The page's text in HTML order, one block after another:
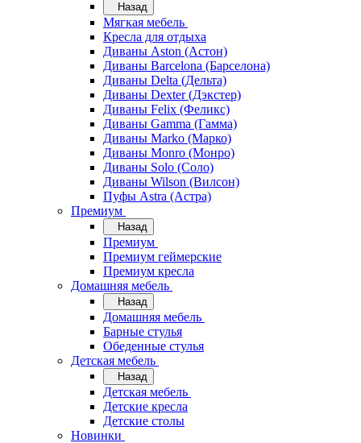
Назад
Мягкая мебель
Кресла для отдыха
Диваны Aston (Астон)
Диваны Barcelona (Барселона)
Диваны Delta (Дельта)
Диваны Dexter (Дэкстер)
Диваны Felix (Феликс)
Диваны Gamma (Гамма)
Диваны Marko (Марко)
Диваны Monro (Монро)
Диваны Solo (Соло)
Диваны Wilson (Вилсон)
Пуфы Astra (Астра)
Премиум
Назад
Премиум
Премиум геймерские
Премиум кресла
Домашняя мебель
Назад
Домашняя мебель
Барные стулья
Обеденные стулья
Детская мебель
Назад
Детская мебель
Детские кресла
Детские столы
Новинки